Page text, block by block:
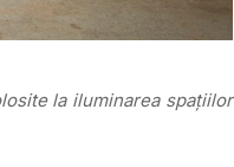
la iluminarea spațiilor